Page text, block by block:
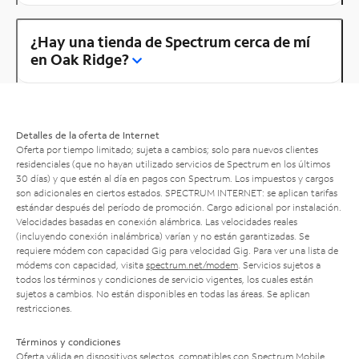
¿Hay una tienda de Spectrum cerca de mí
en Oak Ridge?
Detalles de la oferta de Internet
Oferta por tiempo limitado; sujeta a cambios; solo para nuevos clientes
residenciales (que no hayan utilizado servicios de Spectrum en los últimos
30 días) y que estén al día en pagos con Spectrum. Los impuestos y cargos
son adicionales en ciertos estados. SPECTRUM INTERNET: se aplican tarifas
estándar después del período de promoción. Cargo adicional por instalación.
Velocidades basadas en conexión alámbrica. Las velocidades reales
(incluyendo conexión inalámbrica) varían y no están garantizadas. Se
requiere módem con capacidad Gig para velocidad Gig. Para ver una lista de
módems con capacidad, visita spectrum.net/modem . Servicios sujetos a
todos los términos y condiciones de servicio vigentes, los cuales están
sujetos a cambios. No están disponibles en todas las áreas. Se aplican
restricciones.
Términos y condiciones
Oferta válida en dispositivos selectos, compatibles con Spectrum Mobile.